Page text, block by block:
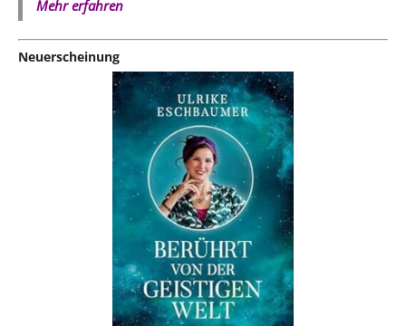
Mehr erfahren
Neuerscheinung